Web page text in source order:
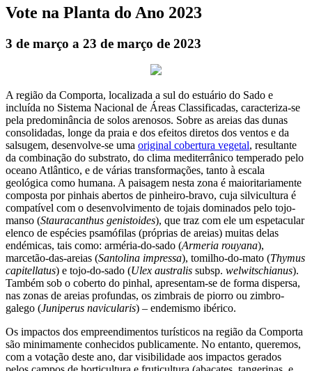
Vote na Planta do Ano 2023
3 de março a 23 de março de 2023
A região da Comporta, localizada a sul do estuário do Sado e
incluída no Sistema Nacional de Áreas Classificadas, caracteriza-se
pela predominância de solos arenosos. Sobre as areias das dunas
consolidadas, longe da praia e dos efeitos diretos dos ventos e da
salsugem, desenvolve-se uma original cobertura vegetal, resultante
da combinação do substrato, do clima mediterrânico temperado pelo
oceano Atlântico, e de várias transformações, tanto à escala
geológica como humana. A paisagem nesta zona é maioritariamente
composta por pinhais abertos de pinheiro-bravo, cuja silvicultura é
compatível com o desenvolvimento de tojais dominados pelo tojo-
manso (Stauracanthus genistoides), que traz com ele um espetacular
elenco de espécies psamófilas (próprias de areias) muitas delas
endémicas, tais como: arméria-do-sado (Armeria rouyana),
marcetão-das-areias (Santolina impressa), tomilho-do-mato (Thymus
capitellatus) e tojo-do-sado (Ulex australis subsp. welwitschianus).
Também sob o coberto do pinhal, apresentam-se de forma dispersa,
nas zonas de areias profundas, os zimbrais de piorro ou zimbro-
galego (Juniperus navicularis) – endemismo ibérico.
Os impactos dos empreendimentos turísticos na região da Comporta
são minimamente conhecidos publicamente. No entanto, queremos,
com a votação deste ano, dar visibilidade aos impactos gerados